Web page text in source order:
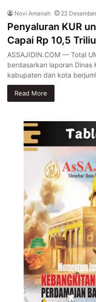
Novi Amanah 22
Penyaluran KUR
Capai Rp 10,5
ASSAJIDIN.COM — Total
berdasarkan laporan Dinas
kabupaten dan kota
Read More